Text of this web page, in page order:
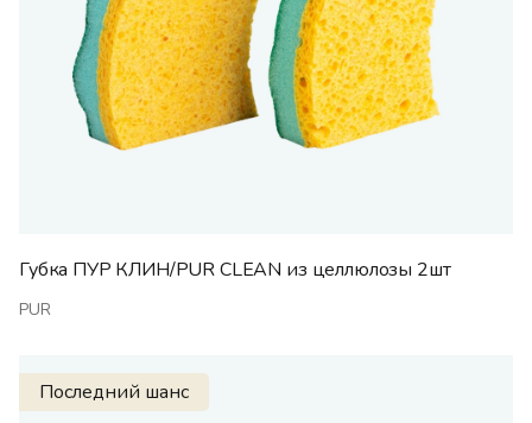
Губка ПУР КЛИН/PUR CLEAN из целлюлозы 2шт
PUR
Последний шанс